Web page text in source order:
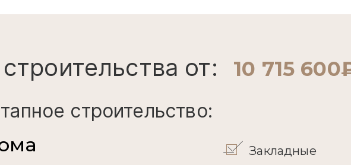
от: 10 715
строительство:
Закладные